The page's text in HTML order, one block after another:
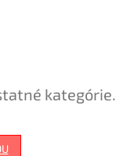
kategórie.